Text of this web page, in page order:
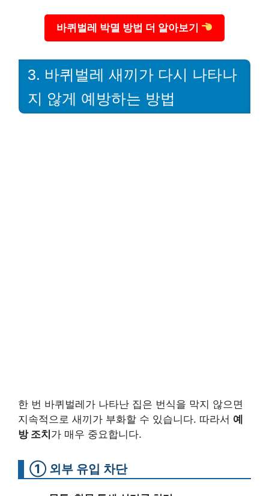
바퀴벌레 박멸 방법 더 알아보기
3. 바퀴벌레 새끼가 다시 나타나
지 않게 예방하는 방법
한 번 바퀴벌레가 나타난 집은 번식을 막지 않으면
지속적으로 새끼가 부화할 수 있습니다. 따라서 예
방 조치가 매우 중요합니다.
① 외부 유입 차단